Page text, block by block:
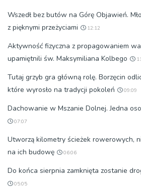
Wszedł bez butów na Górę Objawień.
z pięknymi przeżyciami
12:12
Aktywność fizyczna z propagowaniem
upamiętnili św. Maksymiliana Kolbego
Tutaj grzyb gra główną rolę. Borzęcin
które wyrosło na tradycji pokoleń
09:09
Dachowanie w Mszanie Dolnej. Jedna
07:07
Utworzą kilometry ścieżek rowerowych,
na ich budowę
06:06
Do końca sierpnia zamknięta zostanie
05:05